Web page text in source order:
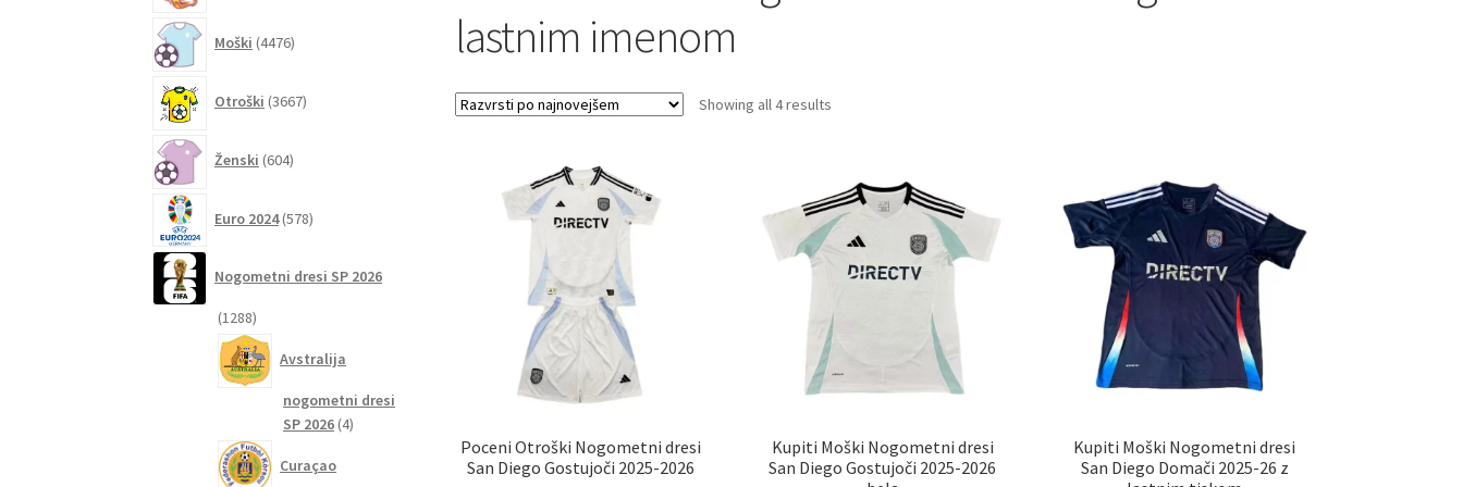
lastnim imenom
Showing all 4 resultsSorted
Poceni Otroški Nogometni dresi
San Diego Gostujoči 2025-2026
Kupiti Moški Nogometni dresi
San Diego Gostujoči 2025-2026
Kupiti Moški Nogometni dresi
San Diego Domači 2025-26 z
Moški 4476izdelkov
Otroški 3667izdelkov
Ženski 604izdelki
Euro 2024 578izdelkov
Nogometni dresi SP 2026
12881288
izdelkov
Avstralija
nogometni dresi
SP 2026 44
Curaçao